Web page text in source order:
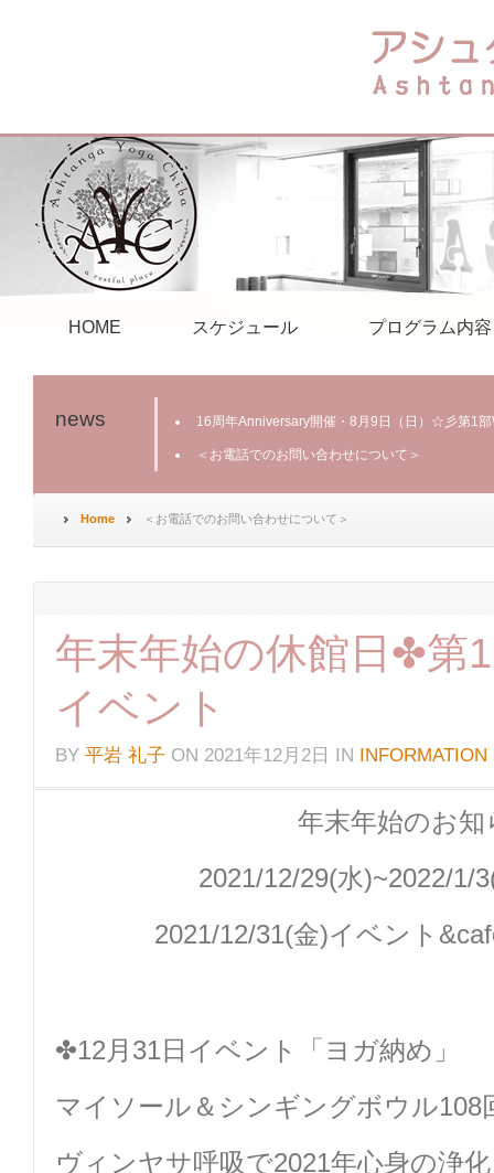
HOME スケジュール プログラム内容
news 16周年Anniversary開催・8月9日（日）☆彡第1
＜お電話でのお問い合わせについて＞
Home ＜お電話でのお問い合わせについて＞
年末年始の休館日✤第
イベント
BY 平岩 礼子 ON 2021年12月2日 IN INFORMATION
年末年始のお知
2021/12/29(水)~2022/
2021/12/31(金)イベント
✤12月31日イベント「ヨガ納め」
マイソール＆シンギングボウル108
ヴィンヤサ呼吸で2021年心身の浄